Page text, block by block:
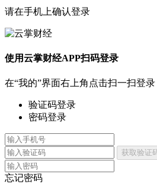
请在手机上确认登录
使用云掌财经APP扫码登录
在“我的”界面右上角点击扫一扫登录
验证码登录
密码登录
获取验证
忘记密码